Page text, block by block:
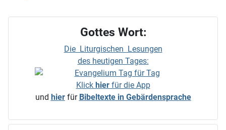
Gottes Wort:
Die Liturgischen Lesungen
des heutigen Tages:
Klick hierfür die App
und hier für Bibeltexte in Gebärdensprache